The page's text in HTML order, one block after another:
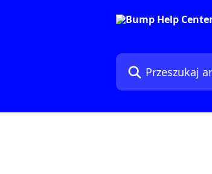
Przeszukaj artykuły...